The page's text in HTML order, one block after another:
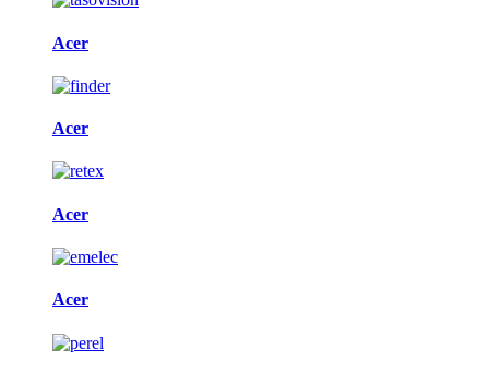
Acer
Acer
Acer
Acer